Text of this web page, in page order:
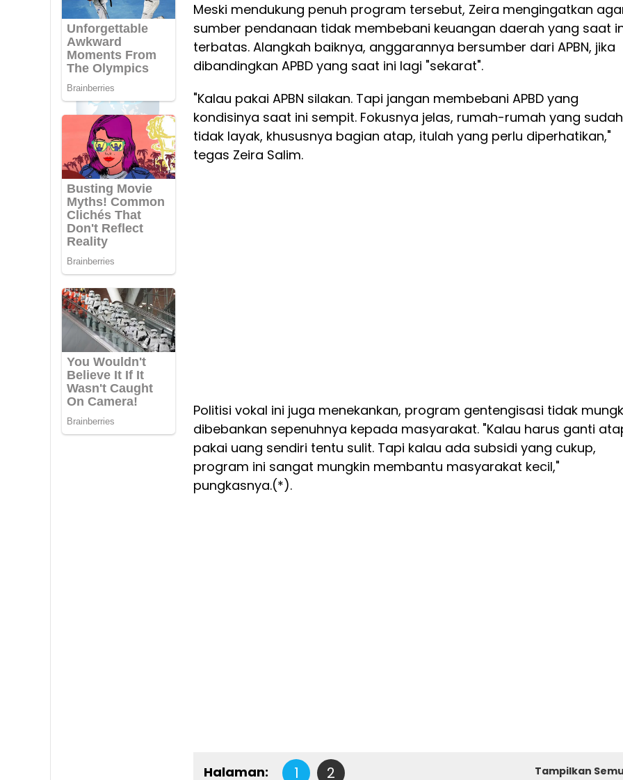
Meski mendukung penuh program tersebut, Zeira mengingatkan
sumber pendanaan tidak membebani keuangan daerah yang saat
terbatas. Alangkah baiknya, anggarannya bersumber dari APBN, jika
dibandingkan APBD yang saat ini lagi "sekarat".
"Kalau pakai APBN silakan. Tapi jangan membebani APBD yang
kondisinya saat ini sempit. Fokusnya jelas, rumah-rumah yang sudah
tidak layak, khususnya bagian atap, itulah yang perlu diperhatikan,"
tegas Zeira Salim.
Politisi vokal ini juga menekankan, program gentengisasi tidak
dibebankan sepenuhnya kepada masyarakat. "Kalau harus ganti
pakai uang sendiri tentu sulit. Tapi kalau ada subsidi yang cukup,
program ini sangat mungkin membantu masyarakat kecil,"
pungkasnya.(*).
Halaman: 1 2 Tampilkan